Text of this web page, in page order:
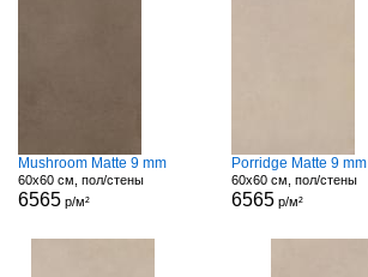
Mushroom Matte 9 mm
60x60 см, пол/стены
6565 р/м²
Porridge Matte 9 mm
60x60 см, пол/стены
6565р/м²